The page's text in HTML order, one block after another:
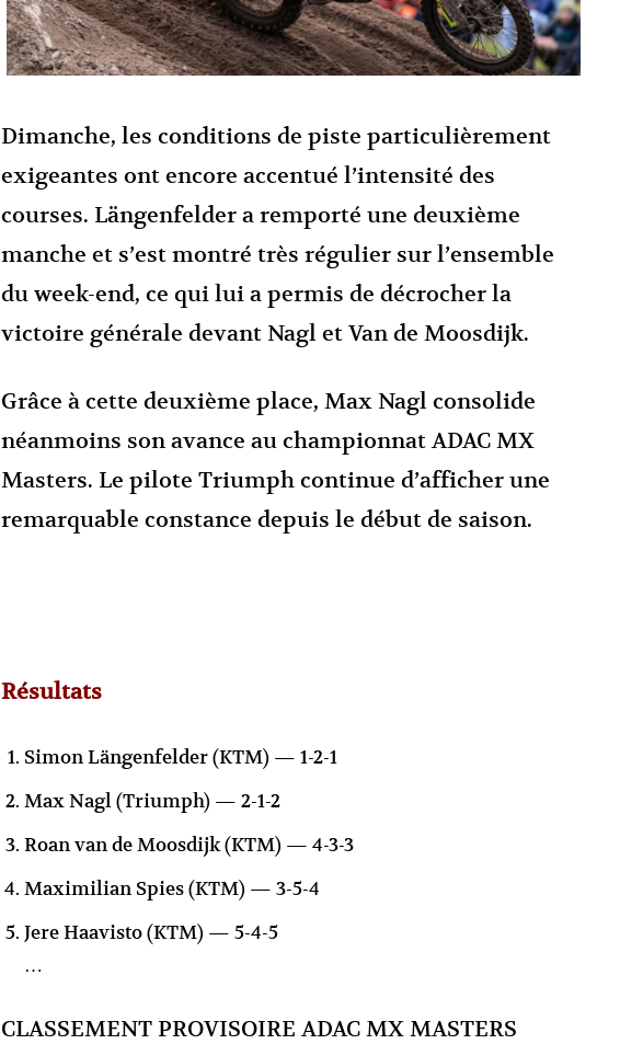
Dimanche, les conditions de piste particulièrement
exigeantes ont encore accentué l’intensité des
courses. Längenfelder a remporté une deuxième
manche et s’est montré très régulier sur l’ensemble
du week-end, ce qui lui a permis de décrocher la
victoire générale devant Nagl et Van de Moosdijk.
Grâce à cette deuxième place, Max Nagl consolide
néanmoins son avance au championnat ADAC MX
Masters. Le pilote Triumph continue d’afficher une
remarquable constance depuis le début de saison.
Résultats
Simon Längenfelder (KTM) — 1-2-1
Max Nagl (Triumph) — 2-1-2
Roan van de Moosdijk (KTM) — 4-3-3
Maximilian Spies (KTM) — 3-5-4
Jere Haavisto (KTM) — 5-4-5
…
CLASSEMENT PROVISOIRE ADAC MX MASTERS